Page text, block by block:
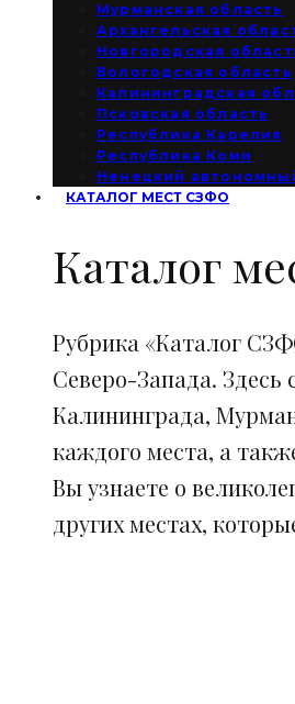
Мурманская область
Архангельская
Новгородская
Вологодская область
Калининградская
Псковская область
Республика Карелия
Республика Коми
Ненецкий
КАТАЛОГ МЕСТ СЗФО
Каталог
Рубрика «Каталог
Северо-Запада. Здесь
Калининграда,
каждого места, а
Вы узнаете о
других местах,